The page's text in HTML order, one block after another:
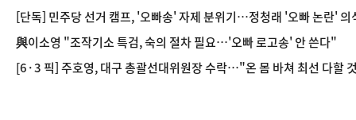
[단독] 민주당 선거 캠프, '오빠송' 자제 분위기…정청래 '오빠 논란' 의
與이소영 "조작기소 특검, 숙의 절차 필요…'오빠 로고송' 안 쓴다"
[6·3 픽] 주호영, 대구 총괄선대위원장 수락…"온 몸 바쳐 최선 다할